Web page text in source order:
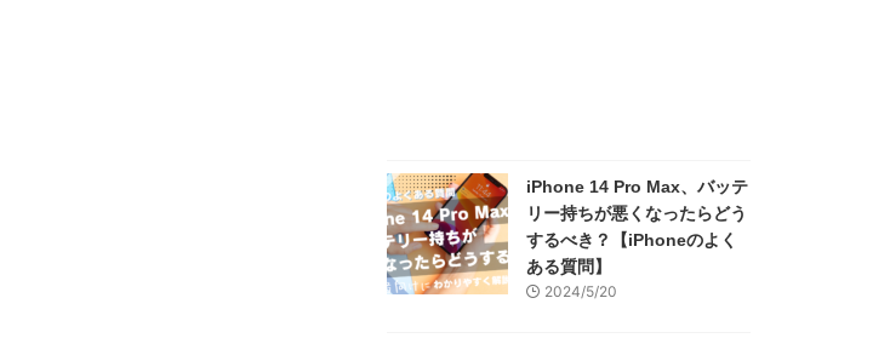
iPhone 14 Pro Max、バッテ
リー持ちが悪くなったらどう
するべき？【iPhoneのよく
ある質問】
2024/5/20